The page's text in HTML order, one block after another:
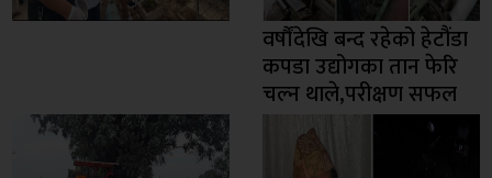
वर्षौंदेखि बन्द रहेको हेटौंडा
कपडा उद्योगका तान फेरि
चल्न थाले,परीक्षण सफल